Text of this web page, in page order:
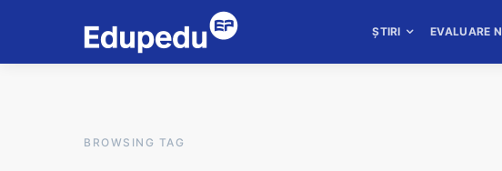
ȘTIRI EVALUARE
BROWSING TAG